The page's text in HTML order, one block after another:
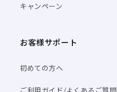
キャンペーン
お客様サポート
初めての方へ